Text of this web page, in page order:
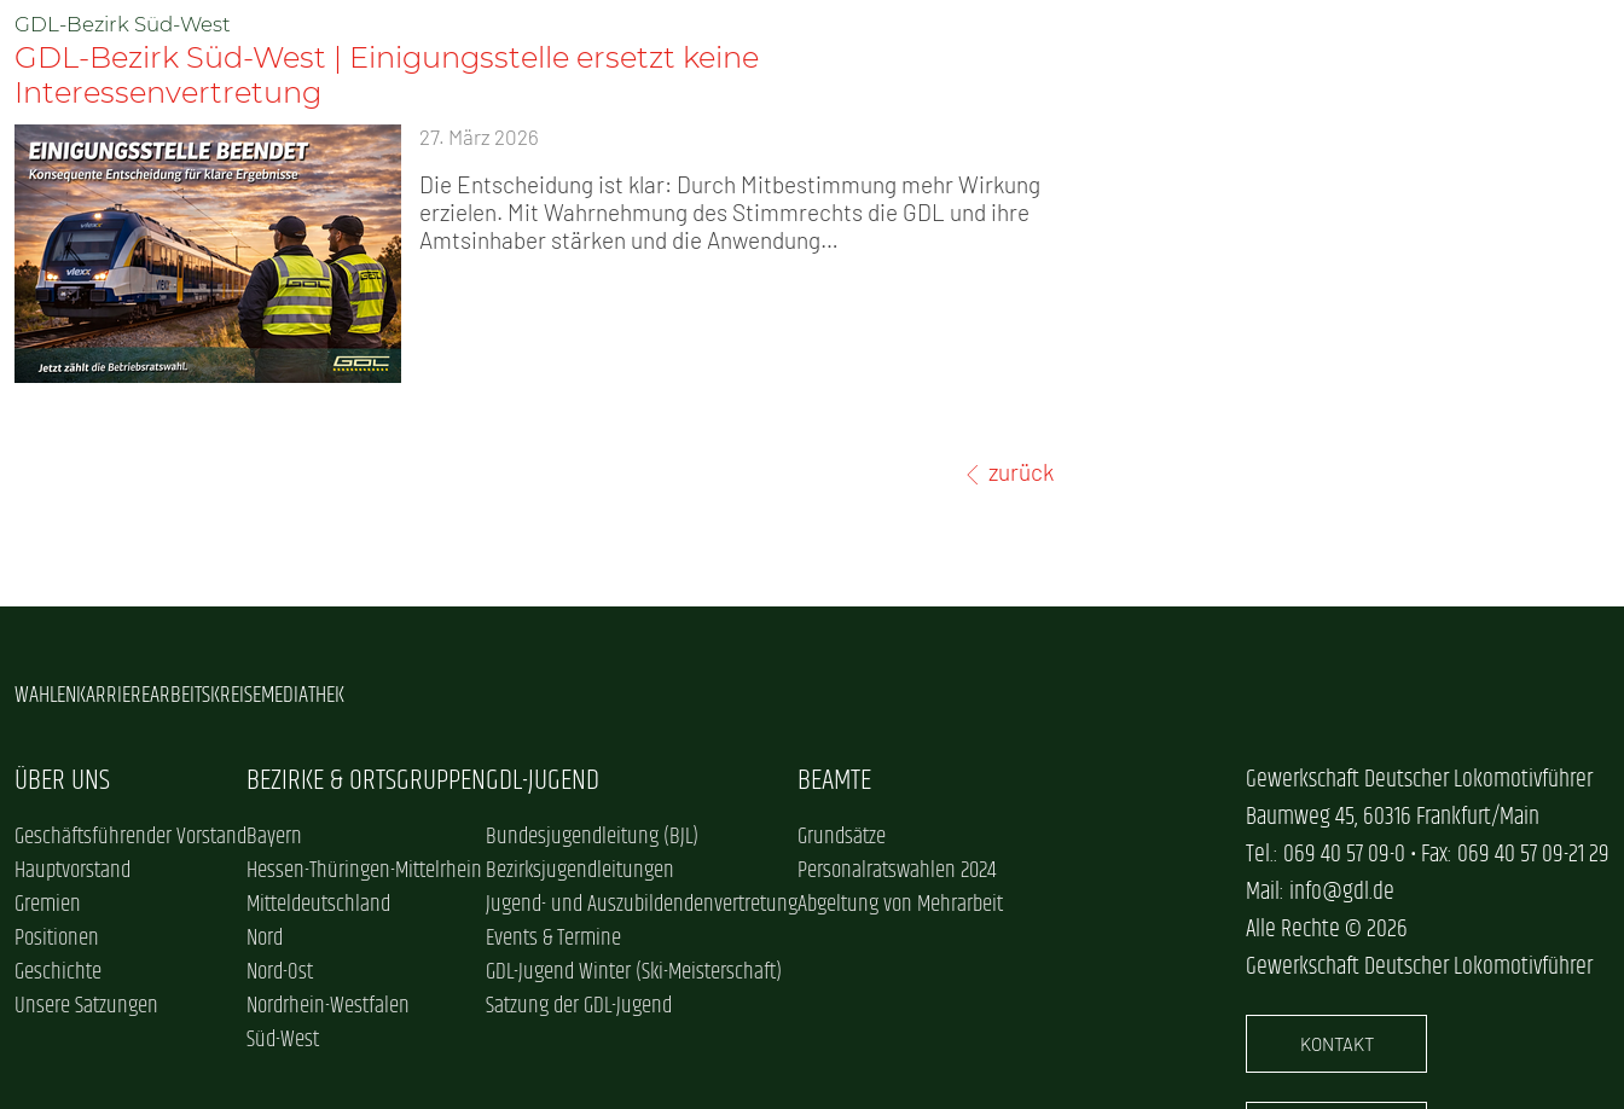
GDL-Bezirk Süd-West
GDL-Bezirk Süd-West | Einigungsstelle ersetzt keine
Interessenvertretung
27. März 2026
Die Entscheidung ist klar: Durch Mitbestimmung mehr Wirkung
erzielen. Mit Wahrnehmung des Stimmrechts die GDL und ihre
Amtsinhaber stärken und die Anwendung…
zurück
WAHLENKARRIEREARBEITSKREISEMEDIATHEK
ÜBER UNS
Geschäftsführender Vorstand
Hauptvorstand
Gremien
Positionen
Geschichte
Unsere Satzungen
BEZIRKE & ORTSGRUPPEN
Bayern
Hessen-Thüringen-Mittelrhein
Mitteldeutschland
Nord
Nord-Ost
Nordrhein-Westfalen
Süd-West
GDL-JUGEND
Bundesjugendleitung (BJL)
Bezirksjugendleitungen
Jugend- und Auszubildendenvertretung
Events & Termine
GDL-Jugend Winter (Ski-Meisterschaft)
Satzung der GDL-Jugend
BEAMTE
Grundsätze
Personalratswahlen 2024
Abgeltung von Mehrarbeit
Gewerkschaft Deutscher Lokomotivführer
Baumweg 45, 60316 Frankfurt/Main
Tel.: 069 40 57 09-0 • Fax: 069 40 57 09-21 29
Mail: info@gdl.de
Alle Rechte © 2026
Gewerkschaft Deutscher Lokomotivführer
KONTAKT